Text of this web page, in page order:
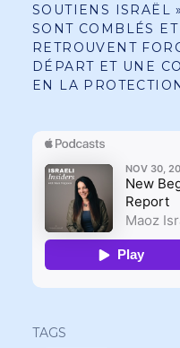
SOUTIENS ISRAËL
SONT COMBLÉS
RETROUVENT
DÉPART ET UNE
EN LA
TAGS